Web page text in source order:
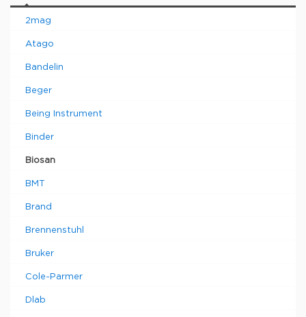
2mag
Atago
Bandelin
Beger
Being Instrument
Binder
Biosan
BMT
Brand
Brennenstuhl
Bruker
Cole-Parmer
Dlab